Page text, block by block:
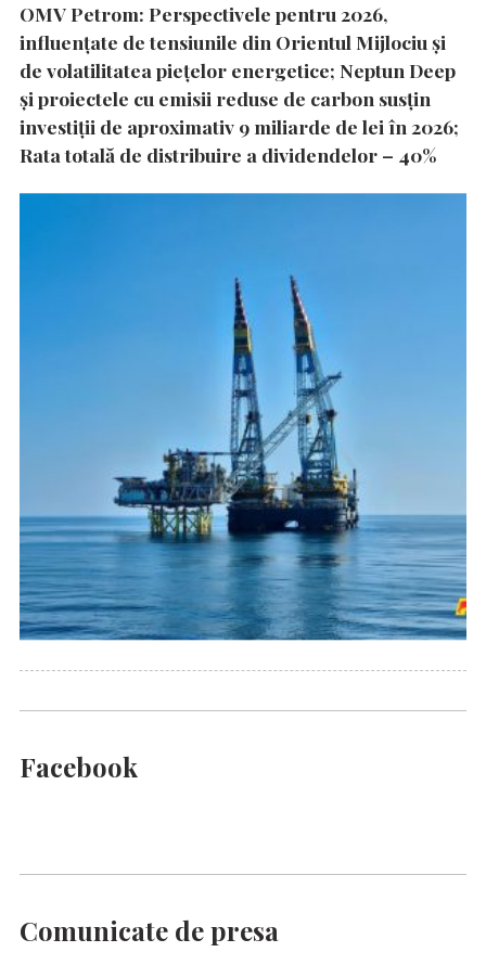
OMV Petrom: Perspectivele pentru 2026,
influențate de tensiunile din Orientul Mijlociu și
de volatilitatea piețelor energetice; Neptun Deep
și proiectele cu emisii reduse de carbon susțin
investiții de aproximativ 9 miliarde de lei în 2026;
Rata totală de distribuire a dividendelor – 40%
Facebook
Comunicate de presa